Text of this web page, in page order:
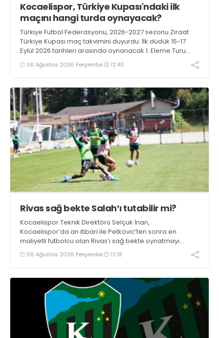
Kocaelispor, Türkiye Kupası'ndaki ilk
maçını hangi turda oynayacak?
Türkiye Futbol Federasyonu, 2026-2027 sezonu Ziraat
Türkiye Kupası maç takvimini duyurdu. İlk düdük 15-17
Eylül 2026 tarihleri arasında oynanacak 1. Eleme Turu
karşılaşmalarıyla çalacak.
06 Ağustos 2026 Perşembe 12:40
Rivas sağ bekte Salah’ı tutabilir mi?
Kocaelispor Teknik Direktörü Selçuk İnan,
Kocaelispor’da an itibari ile Petkovic’ten sonra en
maliyetli futbolcu olan Rivas’ı sağ bekte oynatmayı
düşünüyor.
06 Ağustos 2026 Perşembe 12:18